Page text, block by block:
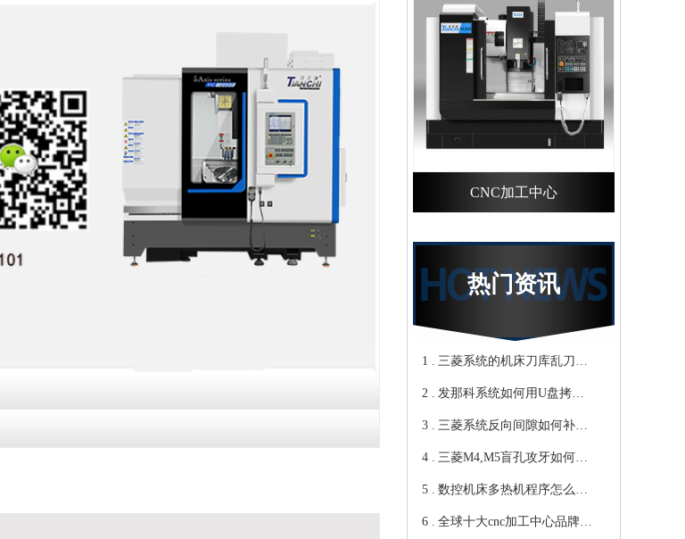
CNC加工中心
热门资讯
1 . 三菱系统的机床刀库乱刀，
CNC加工中心厂家教你轻松
归零-鸿天驰
2 . 发那科系统如何用U盘拷贝
加工程序？cnc立式加工中心
教你-鸿天驰
3 . 三菱系统反向间隙如何补
偿，数控cnc加工中心厂家来
教你-鸿天驰
4 . 三菱M4,M5盲孔攻牙如何设
转速和进给？高速cnc加工中
心教你-鸿天驰
5 . 数控机床多热机程序怎么
写？Cnc雕铣机厂家教你-鸿
6 . 全球十大cnc加工中心品牌，